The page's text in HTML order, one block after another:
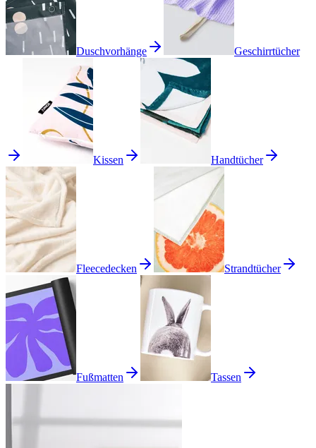
Duschvorhänge Geschirrtücher
Kissen Handtücher
Fleecedecken Strandtücher
Fußmatten Tassen